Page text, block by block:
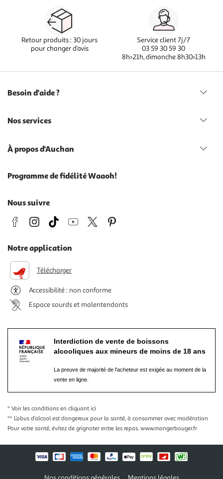
Retour produits : 30 jours
pour changer d’avis
Service client 7j/7
03 59 30 59 30
8h>21h, dimanche 8h30>13h
Besoin d'aide ?
Nos services
À propos d'Auchan
Programme de fidélité Waaoh!
Nous suivre
Notre application
Télécharger
Accessibilité : non conforme
Espace sourds et malentendants
Interdiction de vente de boissons
alcooliques aux mineurs de moins de 18 ans
La preuve de majorité de l'acheteur est exigée au moment de la
vente en ligne.
* Voir les conditions en cliquant ici
** L’abus d’alcool est dangereux pour la santé, à consommer avec modération
Pour votre santé, évitez de grignoter entre les repas. www.mangerbouger.fr